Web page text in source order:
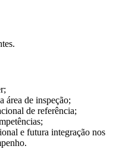
área de inspeção;
de referência;
e futura integração nos